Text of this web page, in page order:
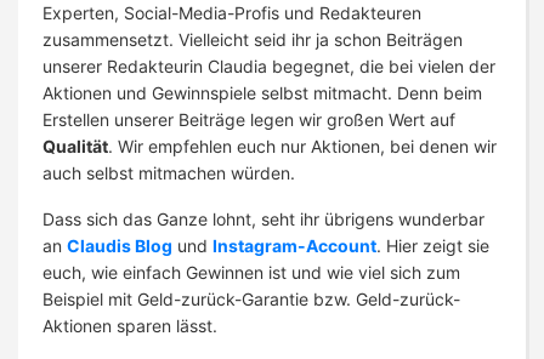
Experten, Social-Media-Profis und Redakteuren
zusammensetzt. Vielleicht seid ihr ja schon Beiträgen
unserer Redakteurin Claudia begegnet, die bei vielen der
Aktionen und Gewinnspiele selbst mitmacht. Denn beim
Erstellen unserer Beiträge legen wir großen Wert auf
Qualität. Wir empfehlen euch nur Aktionen, bei denen wir
auch selbst mitmachen würden.
Dass sich das Ganze lohnt, seht ihr übrigens wunderbar
an Claudis Blog und Instagram-Account. Hier zeigt sie
euch, wie einfach Gewinnen ist und wie viel sich zum
Beispiel mit Geld-zurück-Garantie bzw. Geld-zurück-
Aktionen sparen lässt.